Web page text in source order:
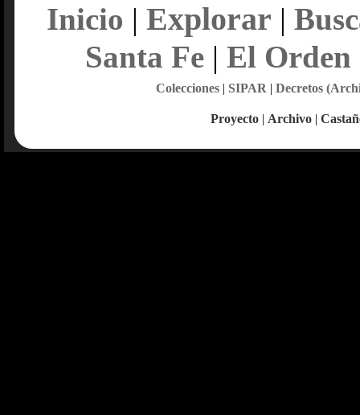
Inicio | Explorar |
Santa Fe| El Orden
Colecciones| SIPAR | Decretos
Proyecto | Archivo |